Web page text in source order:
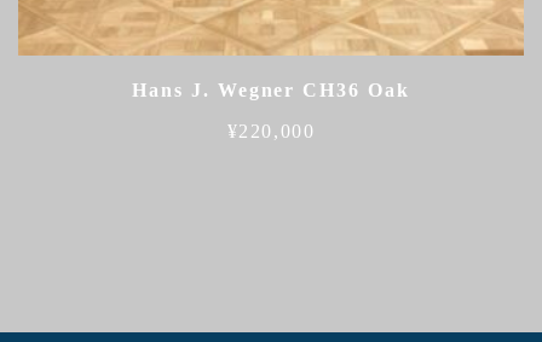
Hans J. Wegner CH36 Oak
¥220,000